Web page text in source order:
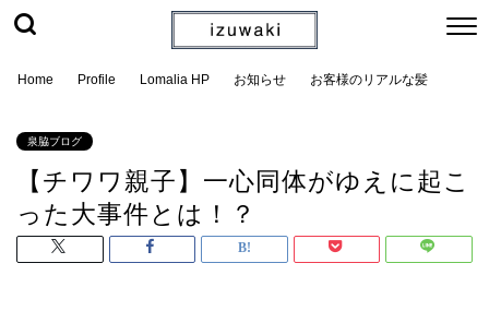
Home Profile Lomalia HP お知らせ お客様のリアルな髪
泉脇ブログ
【チワワ親子】一心同体がゆえに起こ
った大事件とは！？